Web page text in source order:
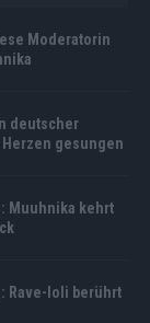
Moderatorin
deutscher
gesungen
Muuhnika kehrt
Rave-Ioli berührt